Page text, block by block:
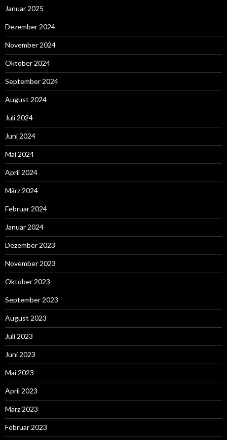
Januar 2025
Dezember 2024
November 2024
Oktober 2024
September 2024
August 2024
Juli 2024
Juni 2024
Mai 2024
April 2024
März 2024
Februar 2024
Januar 2024
Dezember 2023
November 2023
Oktober 2023
September 2023
August 2023
Juli 2023
Juni 2023
Mai 2023
April 2023
März 2023
Februar 2023